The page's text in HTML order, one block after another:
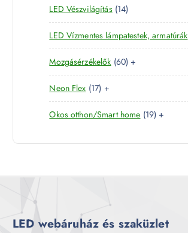
k
r
m
é
e
r
m
é
k
LED Vészvilágítás 141
4
t
e
r
m
k
LED Vízmentes lámpatestek, armatúrák
Mozgásérzékelők 606
0
e
r
é
+
Neon Flex 171
7
t
r
+
Okos otthon/Smart home 191
t
+
LED webáruház és szaküzlet